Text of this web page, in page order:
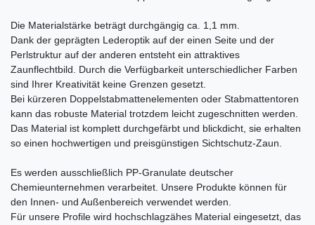
Die Materialstärke beträgt durchgängig ca. 1,1 mm.
Dank der geprägten Lederoptik auf der einen Seite und der
Perlstruktur auf der anderen entsteht ein attraktives
Zaunflechtbild. Durch die Verfügbarkeit unterschiedlicher Farben
sind Ihrer Kreativität keine Grenzen gesetzt.
Bei kürzeren Doppelstabmattenelementen oder Stabmattentoren
kann das robuste Material trotzdem leicht zugeschnitten werden.
Das Material ist komplett durchgefärbt und blickdicht, sie erhalten
so einen hochwertigen und preisgünstigen Sichtschutz-Zaun.
Es werden ausschließlich PP-Granulate deutscher
Chemieunternehmen verarbeitet. Unsere Produkte können für
den Innen- und Außenbereich verwendet werden.
Für unsere Profile wird hochschlagzähes Material eingesetzt, das